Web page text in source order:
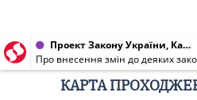
Проект Закону України, Карта проходження проекту від 03.06.2025 № 13018-д